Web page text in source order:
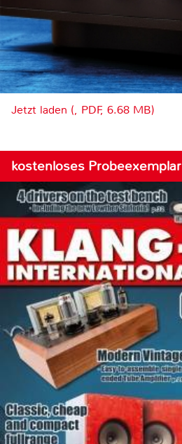
Jetzt laden (, PDF, 6.68 MB)
kostenloses Probeexemplar